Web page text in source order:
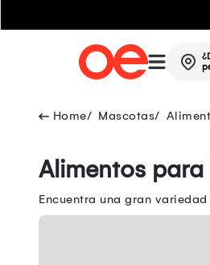
Mascotas
Alimentos
Encuentra una gran